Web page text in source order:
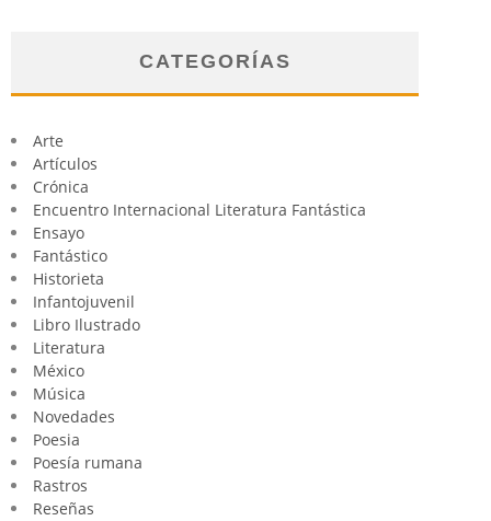
CATEGORÍAS
Arte
Artículos
Crónica
Encuentro Internacional Literatura Fantástica
Ensayo
Fantástico
Historieta
Infantojuvenil
Libro Ilustrado
Literatura
México
Música
Novedades
Poesia
Poesía rumana
Rastros
Reseñas